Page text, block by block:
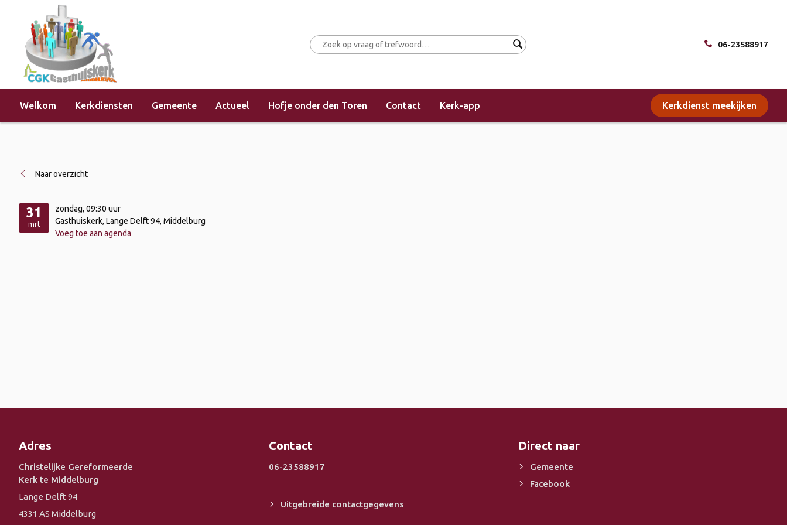
06-23588917
Welkom Kerkdiensten Gemeente Actueel Hofje onder den Toren Contact Kerk-app Kerkdienst meekijken
Home »Evenementen »Kerkdienst (morgendienst)
Naar overzicht
31
mrt
zondag, 09:30 uur
Gasthuiskerk, Lange Delft 94, Middelburg
Voeg toe aan agenda
Adres
Christelijke Gereformeerde
Kerk te Middelburg
Lange Delft 94
4331 AS Middelburg
Contact
06-23588917
Uitgebreide contactgegevens
Direct naar
Gemeente
Facebook